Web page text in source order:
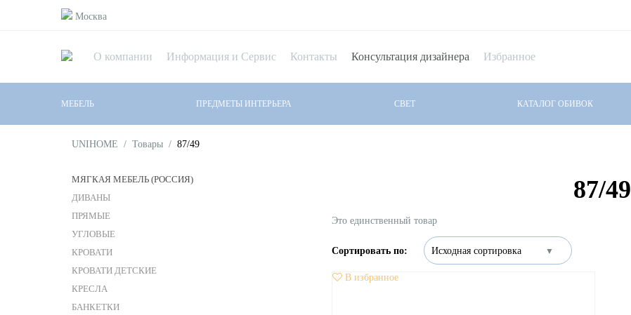
Москва
О компании Информация и Сервис Контакты Консультация дизайнера Избранное
МЕБЕЛЬ ПРЕДМЕТЫ ИНТЕРЬЕРА СВЕТ КАТАЛОГ ОБИВОК
UNIHOME / Товары / 87/49
МЯГКАЯ МЕБЕЛЬ (РОССИЯ)
ДИВАНЫ
ПРЯМЫЕ
УГЛОВЫЕ
КРОВАТИ
КРОВАТИ ДЕТСКИЕ
КРЕСЛА
БАНКЕТКИ
87/49
Это единственный товар
В избранное